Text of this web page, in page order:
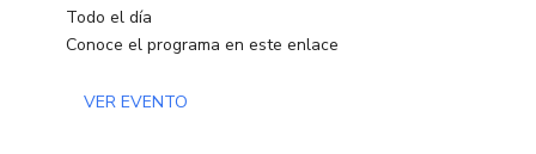
Todo el día
Conoce el programa en este enlace
VER EVENTO